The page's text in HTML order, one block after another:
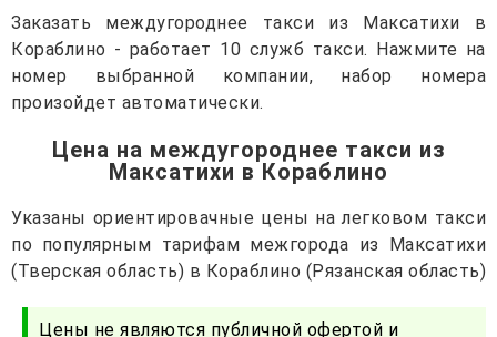
Заказать междугороднее такси из Максатихи в
Кораблино - работает 10 служб такси. Нажмите на
номер выбранной компании, набор номера
произойдет автоматически.
Цена на междугороднее такси из
Максатихи в Кораблино
Указаны ориентировачные цены на легковом такси
по популярным тарифам межгорода из Максатихи
(Тверская область) в Кораблино (Рязанская область)
Цены не являются публичной офертой и